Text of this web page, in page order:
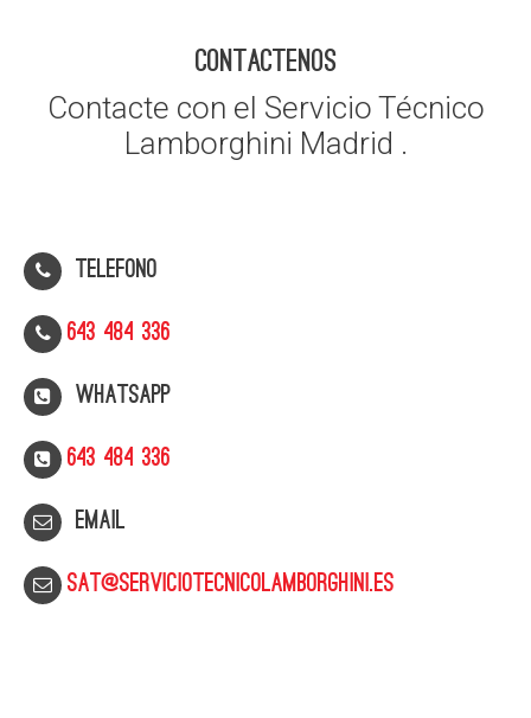
CONTACTENOS
Contacte con el Servicio Técnico
Lamborghini Madrid .
Telefono
643 484 336
WhatsApp
643 484 336
Email
sat@serviciotecnicolamborghini.es